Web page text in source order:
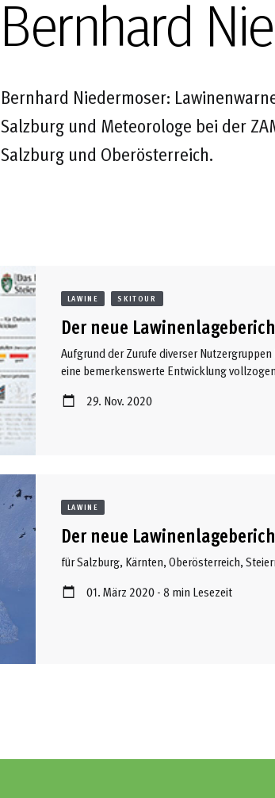
Bernhard
Bernhard Niedermoser:
Salzburg und Meteorologe bei der
Salzburg und Oberösterreich.
LAWINE SKITOUR
Der neue
Aufgrund der Zurufe diverser
eine bemerkenswerte Entwicklung
Lawinenlagebericht am Vorabend
29. Nov. 2020
LAWINE
Der neue
für Salzburg, Kärnten, Oberösterreich,
01. März 2020 - 8 min Lesezeit